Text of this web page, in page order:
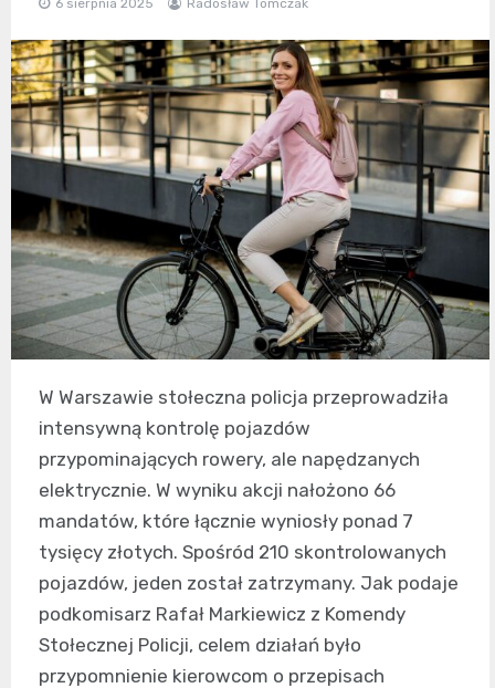
6 sierpnia 2025 Radosław Tomczak
W Warszawie stołeczna policja przeprowadziła
intensywną kontrolę pojazdów
przypominających rowery, ale napędzanych
elektrycznie. W wyniku akcji nałożono 66
mandatów, które łącznie wyniosły ponad 7
tysięcy złotych. Spośród 210 skontrolowanych
pojazdów, jeden został zatrzymany. Jak podaje
podkomisarz Rafał Markiewicz z Komendy
Stołecznej Policji, celem działań było
przypomnienie kierowcom o przepisach